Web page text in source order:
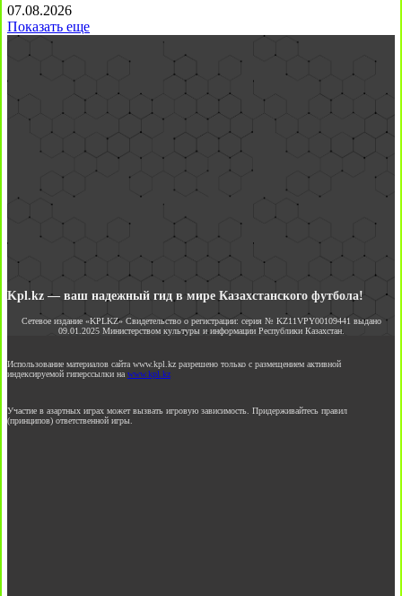
07.08.2026
Показать еще
Kpl.kz — ваш надежный гид в мире Казахстанского футбола!
Сетевое издание «KPLKZ» Свидетельство о регистрации: серия № KZ11VPY00109441 выдано
09.01.2025 Министерством культуры и информации Республики Казахстан.
Использование материалов сайта www.kpl.kz разрешено только с размещением активной
индексируемой гиперссылки на www.kpl.kz
Участие в азартных играх может вызвать игровую зависимость. Придерживайтесь правил
(принципов) ответственной игры.